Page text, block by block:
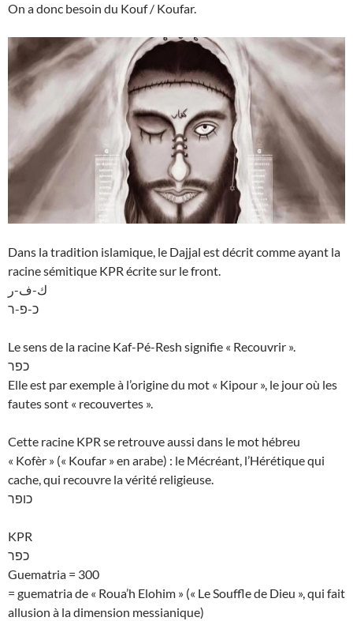
On a donc besoin du Kouf / Koufar.
Dans la tradition islamique, le Dajjal est décrit comme ayant la
racine sémitique KPR écrite sur le front.
ك-ف-ر
כ-פ-ר
Le sens de la racine Kaf-Pé-Resh signifie « Recouvrir ».
כפר
Elle est par exemple à l’origine du mot « Kipour », le jour où les
fautes sont « recouvertes ».
Cette racine KPR se retrouve aussi dans le mot hébreu
« Kofèr » (« Koufar » en arabe) : le Mécréant, l’Hérétique qui
cache, qui recouvre la vérité religieuse.
כופר
KPR
כפר
Guematria = 300
= guematria de « Roua’h Elohim » (« Le Souffle de Dieu », qui fait
allusion à la dimension messianique)